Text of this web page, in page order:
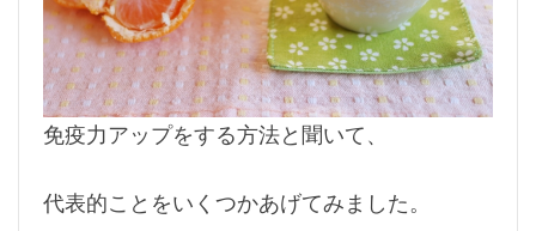
免疫力アップをする方法と聞いて、
代表的ことをいくつかあげてみました。